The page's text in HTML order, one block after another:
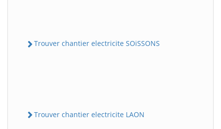
Trouver chantier electricite SOiSSONS
Trouver chantier electricite LAON